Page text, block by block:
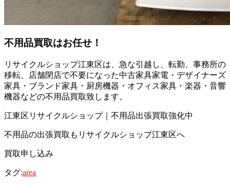
不用品買取はお任せ！
リサイクルショップ江東区は、急な引越し、転勤、事務所の
移転、店舗閉店で不要になった中古家具家電・デザイナーズ
家具・ブランド家具・厨房機器・オフィス家具・楽器・音響
機器などの不用品買取致します。
江東区リサイクルショップ｜不用品出張買取強化中
不用品の出張買取もリサイクルショップ江東区へ
買取申し込み
タグ:area